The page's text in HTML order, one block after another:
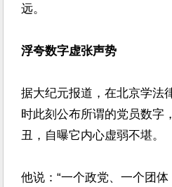
远。
浮夸数字虚张声势
据大纪元报道，在北京学法
时此刻公布所谓的党员数字
丑，自曝它内心虚弱不堪。
他说：“一个政党、一个团